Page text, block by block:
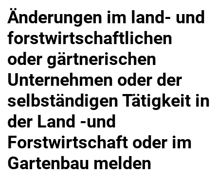
Änderungen im land- und
forstwirtschaftlichen
oder gärtnerischen
Unternehmen oder der
selbständigen Tätigkeit in
der Land -und
Forstwirtschaft oder im
Gartenbau melden